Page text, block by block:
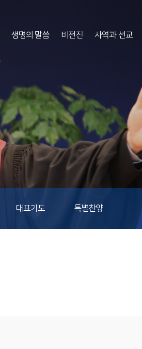
생명의 말씀 비전진 사역과 선교
대표기도 특별찬양